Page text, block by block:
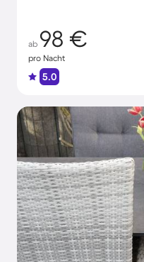
ab 98 €
pro Nacht
5.0